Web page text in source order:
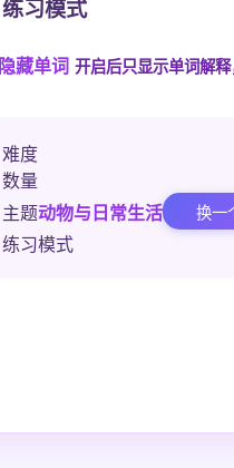
练习模式
隐藏单词 开启后只显示单词解
难度
数量
主题动物与日常生活 换一
练习模式